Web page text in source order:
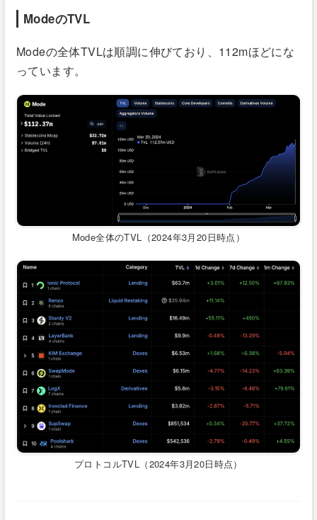
ModeのTVL
Modeの全体TVLは順調に伸びており、112mほどにな
っています。
Mode全体のTVL（2024年3月20日時点）
プロトコルTVL（2024年3月20日時点）